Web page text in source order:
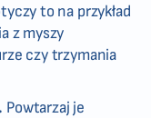
to na przykład
z myszy
czy trzymania
Powtarzaj je